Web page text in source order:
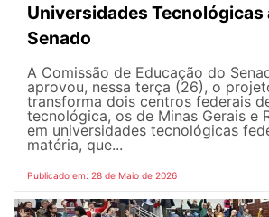
Universidades Tecnológicas
Senado
A Comissão de Educação do
aprovou, nessa terça (26), o
transforma dois centros federais
tecnológica, os de Minas Gerais e
em universidades tecnológicas
matéria, que...
Publicado em: 28 de Maio de 2026